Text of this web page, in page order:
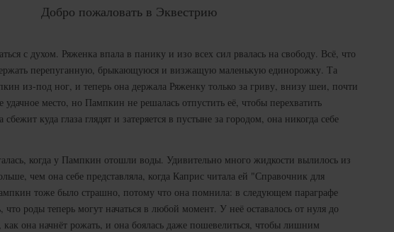
Добро пожаловать в Эквестрию
с духом. Ряженка впала в панику и изо всех сил рвалась на свободу. Всё, что
перепуганную, брыкающуюся и визжащую маленькую единорожку. Та
из-под ног, и теперь она держала Ряженку только за гриву, внизу шеи, почти
удачное место, но Пампкин не решалась отпустить её, чтобы перехватить
куда глаза глядят и затеряется в пустыне за городом, она никогда себе
когда у Пампкин отошли воды. Удивительно много жидкости вылилось из
чем она себе представляла, когда Каприс читала ей "Справочник для
тоже было страшно, потому что она помнила: в следующем параграфе
что роды теперь могут начаться в любой момент. У неё оставалось от нуля до
она начнёт рожать, и она боялась даже пошевелиться, чтобы лишним